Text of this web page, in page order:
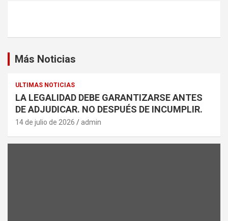
Más Noticias
ULTIMAS NOTICIAS
LA LEGALIDAD DEBE GARANTIZARSE ANTES
DE ADJUDICAR. NO DESPUÉS DE INCUMPLIR.
14 de julio de 2026 admin